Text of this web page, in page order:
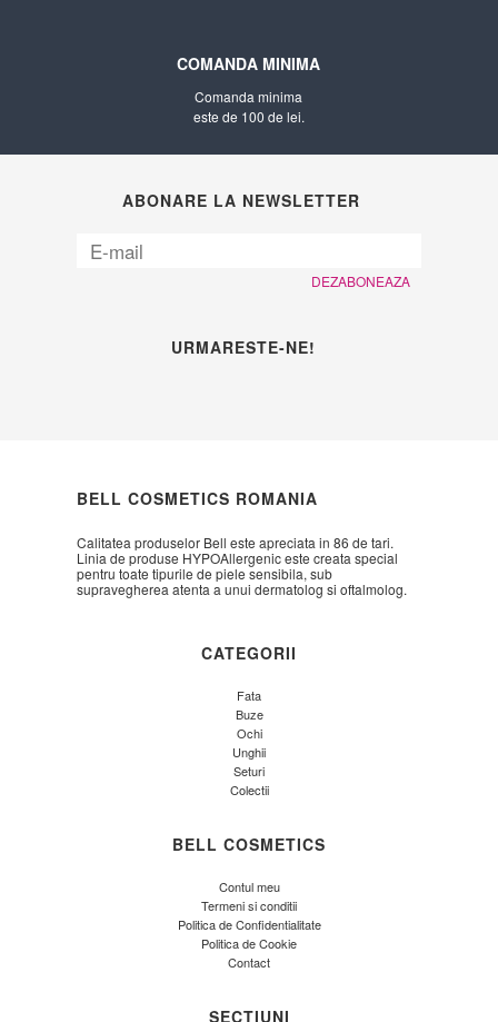
COMANDA MINIMA
Comanda minima
este de 100 de lei.
ABONARE LA NEWSLETTER
DEZABONEAZA
URMARESTE-NE!
BELL COSMETICS ROMANIA
Calitatea produselor Bell este apreciata in 86 de tari.
Linia de produse HYPOAllergenic este creata special
pentru toate tipurile de piele sensibila, sub
supravegherea atenta a unui dermatolog si oftalmolog.
CATEGORII
Fata
Buze
Ochi
Unghii
Seturi
Colectii
BELL COSMETICS
Contul meu
Termeni si conditii
Politica de Confidentialitate
Politica de Cookie
Contact
SECTIUNI